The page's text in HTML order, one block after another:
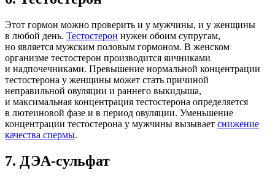
Этот гормон можно проверить и у мужчины, и у женщины
в любой день. Тестостерон нужен обоим супругам,
но является мужским половым гормоном. В женском
организме тестостерон производится яичниками
и надпочечниками. Превышение нормальной концентрации
тестостерона у женщины может стать причиной
неправильной овуляции и раннего выкидыша,
и максимальная концентрация тестостерона определяется
в лютеиновой фазе и в период овуляции. Уменьшение
концентрации тестостерона у мужчины вызывает снижение
качества спермы.
7. ДЭА-сульфат